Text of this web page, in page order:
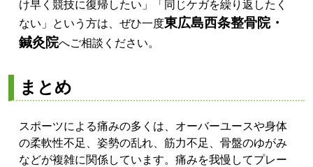
け早く競技に復帰したい」「同じケガを繰り返したく
ない」という方は、ぜひ一度東広島西条整骨院・
鍼灸院へご相談ください。
まとめ
スポーツによる痛みの多くは、オーバーユースや身体
の柔軟性不足、姿勢の乱れ、筋力不足、骨盤のゆがみ
などが複雑に関係しています。痛みを我慢してプレー